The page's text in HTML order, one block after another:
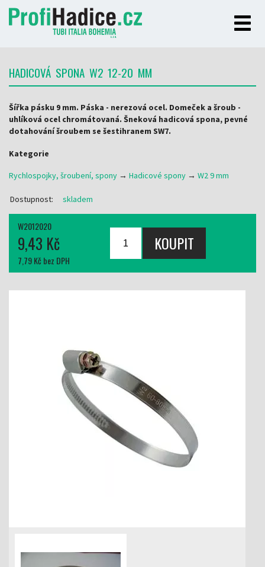
HADICOVÁ SPONA W2 12-20 MM
Šířka pásku 9 mm. Páska - nerezová ocel. Domeček a šroub -
uhlíková ocel chromátovaná. Šneková hadicová spona, pevné
dotahování šroubem se šestihranem SW7.
Kategorie
Rychlospojky, šroubení, spony → Hadicové spony → W2 9 mm
Dostupnost: skladem
W2012020
9,43 Kč
7,79 Kč bez DPH